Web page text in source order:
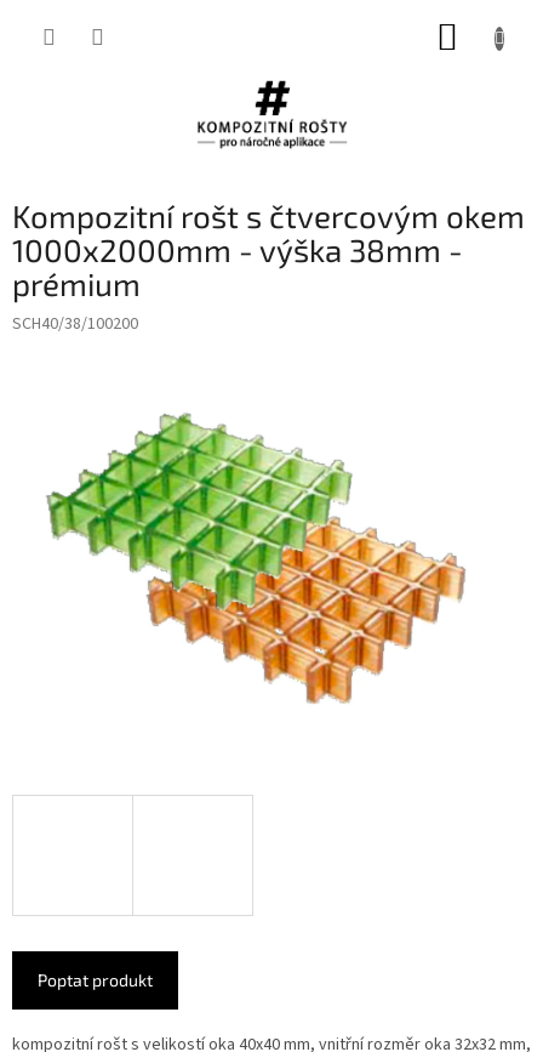
Kompozitní rošt s čtvercovým okem
1000x2000mm - výška 38mm -
prémium
SCH40/38/100200
Poptat produkt
kompozitní rošt s velikostí oka 40x40 mm, vnitřní rozměr oka 32x32 mm,